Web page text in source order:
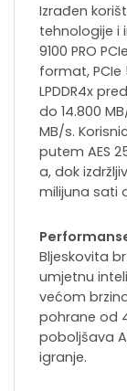
Izrađen
tehnologije i
9100 PRO
format, PCIe
LPDDR4x
do 14.800
MB/s.
putem AES
a, dok
milijuna sati
Bljeskovita
umjetnu
većom
pohrane od 4
poboljšava
igranje.